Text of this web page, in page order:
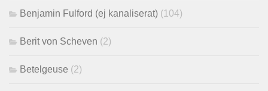
Benjamin Fulford (ej kanaliserat) (104)
Berit von Scheven (2)
Betelgeuse (2)